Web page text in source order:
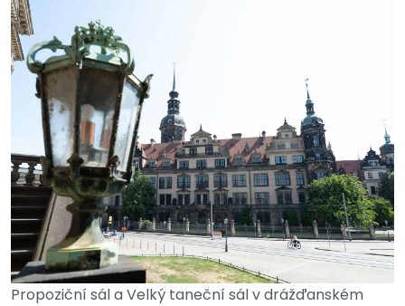
Propoziční sál a Velký taneční sál v drážďanském